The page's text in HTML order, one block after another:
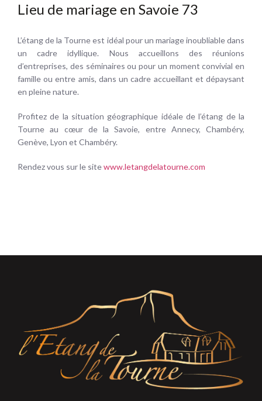
Lieu de mariage en Savoie 73
L’étang de la Tourne est idéal pour un mariage inoubliable dans
un cadre idyllique. Nous accueillons des réunions
d’entreprises, des séminaires ou pour un moment convivial en
famille ou entre amis, dans un cadre accueillant et dépaysant
en pleine nature.
Profitez de la situation géographique idéale de l’étang de la
Tourne au cœur de la Savoie, entre Annecy, Chambéry,
Genève, Lyon et Chambéry.
Rendez vous sur le sitewww.letangdelatourne.com